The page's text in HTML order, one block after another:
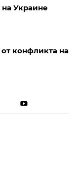
Украине
конфликта на